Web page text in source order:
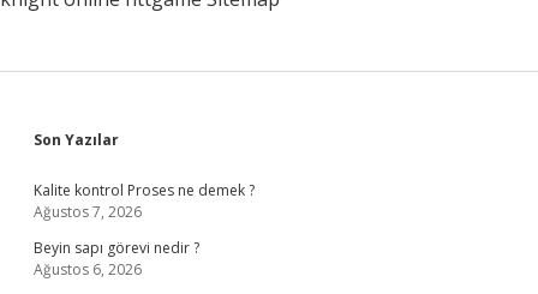
Sidebar
Son Yazılar
Kalite kontrol Proses ne demek ?
Ağustos 7, 2026
Beyin sapı görevi nedir ?
Ağustos 6, 2026